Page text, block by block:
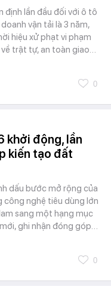
định lần đầu đối với ô tô
vận tải là 3 năm,
hiệu xử phạt vi phạm
về trật tự, an toàn giao…
0
khởi động, lần
kiến tạo đất
dấu bước mở rộng của
công nghệ tiêu dùng lớn
sang một hạng mục
ghi nhận đóng góp…
0